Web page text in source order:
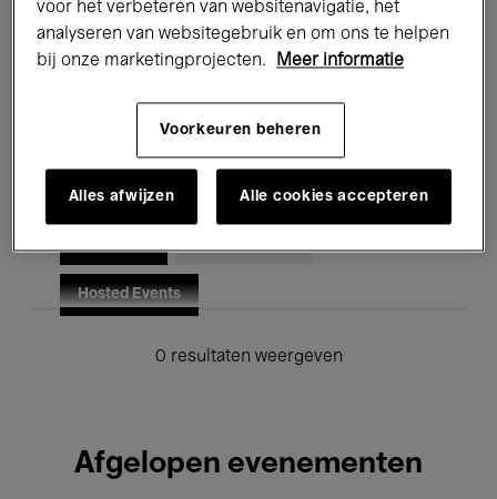
Jazz Klassieke Muziek Global Music
Elektronische Muziek
Voor iedereen Kids’ Palace
Hosted Events
0 resultaten weergeven
Afgelopen evenementen
voor het verbeteren van websitenavigatie, het
analyseren van websitegebruik en om ons te helpen
bij onze marketingprojecten.
Meer informatie
Voorkeuren beheren
Alles afwijzen Alle cookies accepteren